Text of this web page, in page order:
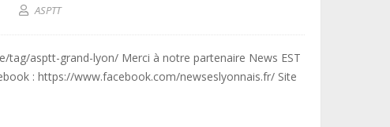
ASPTT
asptt-grand-lyon/ Merci à notre partenaire News EST
: https://www.facebook.com/newseslyonnais.fr/ Site